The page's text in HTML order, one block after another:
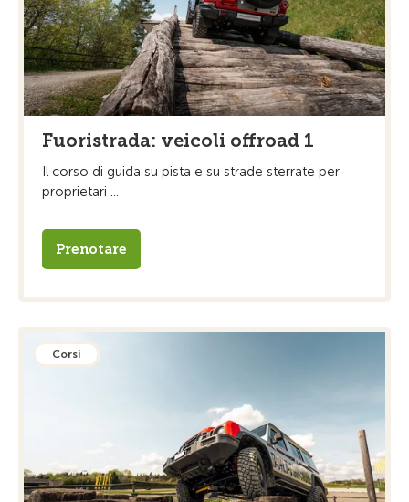
Fuoristrada: veicoli offroad 1
Il corso di guida su pista e su strade sterrate per
proprietari ...
Prenotare
Corsi